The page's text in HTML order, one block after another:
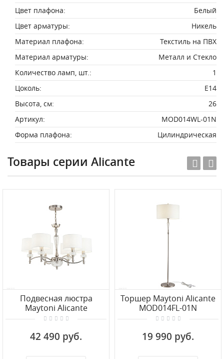
Цвет плафона:
Белый
Цвет арматуры:
Никель
Материал плафона:
Текстиль на ПВХ
Материал арматуры:
Металл и Стекло
Количество ламп, шт.:
1
Цоколь:
E14
Высота, см:
26
Артикул:
MOD014WL-01N
Форма плафона:
Цилиндрическая
Товары серии Alicante
Подвесная люстра
Maytoni Alicante
MOD014CL-06N
42 490 руб.
Торшер Maytoni Alicante
MOD014FL-01N
19 990 руб.